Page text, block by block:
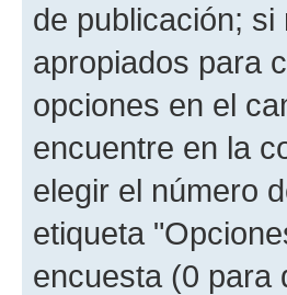
de publicación;
apropiados para
opciones en el
encuentre en la
elegir el número
etiqueta
encuesta (0 para